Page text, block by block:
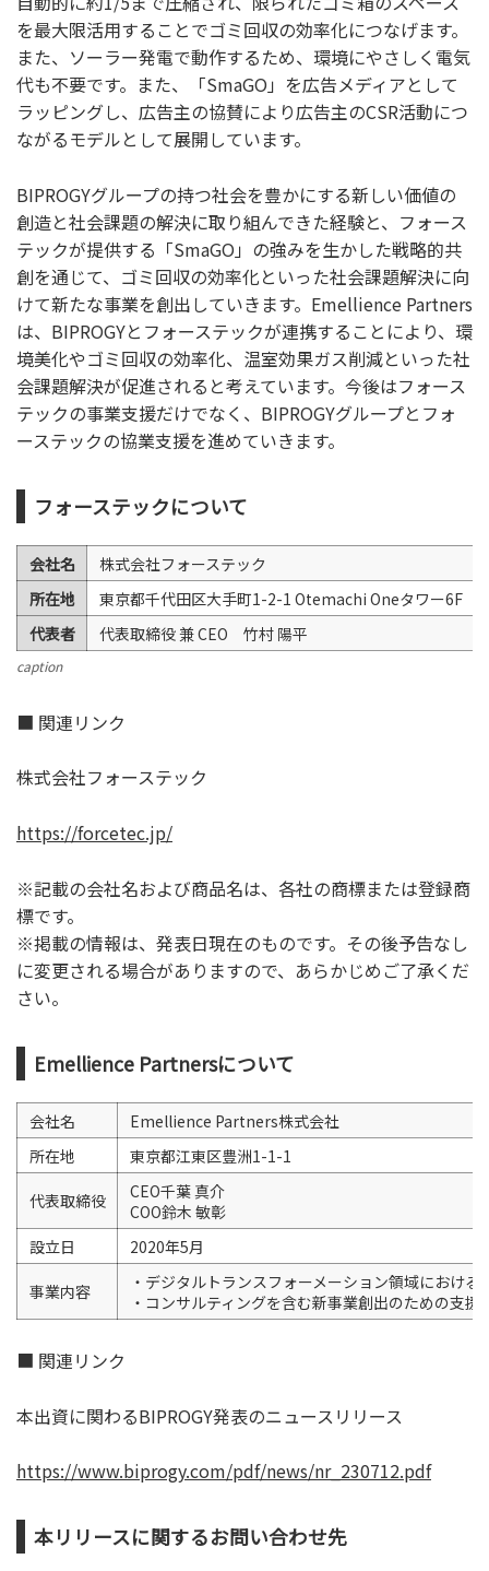
を最大限活用することでゴミ回収の効率化につなげます。
また、ソーラー発電で動作するため、環境にやさしく電気
代も不要です。また、「SmaGO」を広告メディアとして
ラッピングし、広告主の協賛により広告主のCSR活動につ
ながるモデルとして展開しています。
BIPROGYグループの持つ社会を豊かにする新しい価値の
創造と社会課題の解決に取り組んできた経験と、フォース
テックが提供する「SmaGO」の強みを生かした戦略的共
創を通じて、ゴミ回収の効率化といった社会課題解決に向
けて新たな事業を創出していきます。Emellience Partners
は、BIPROGYとフォーステックが連携することにより、環
境美化やゴミ回収の効率化、温室効果ガス削減といった社
会課題解決が促進されると考えています。今後はフォース
テックの事業支援だけでなく、BIPROGYグループとフォ
ーステックの協業支援を進めていきます。
フォーステックについて
会社名
株式会社フォーステック
所在地
東京都千代田区大手町1-2-1 Otemachi Oneタワー6F
代表者
代表取締役 兼 CEO 竹村 陽平
caption
■ 関連リンク
株式会社フォーステック
https://forcetec.jp/
※記載の会社名および商品名は、各社の商標または登録商
標です。
※掲載の情報は、発表日現在のものです。その後予告なし
に変更される場合がありますので、あらかじめご了承くだ
さい。
Emellience Partnersについて
会社名
Emellience Partners株式会社
所在地
東京都江東区豊洲1-1-1
代表取締役
CEO千葉 真介
COO鈴木 敏彰
設立日
2020年5月
事業内容
・デジタルトランスフォーメーション領域における
・コンサルティングを含む新事業創出のための支援
■ 関連リンク
本出資に関わるBIPROGY発表のニュースリリース
https://www.biprogy.com/pdf/news/nr_230712.pdf
本リリースに関するお問い合わせ先